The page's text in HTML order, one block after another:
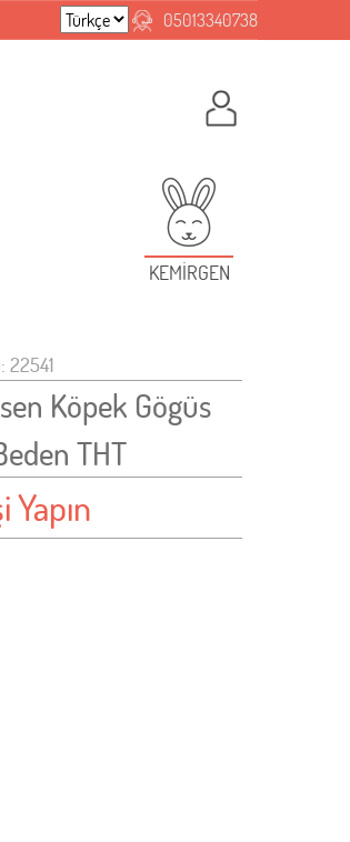
05013340738
KEMİRGEN
22541
Köpek Gögüs
THT
Yapın